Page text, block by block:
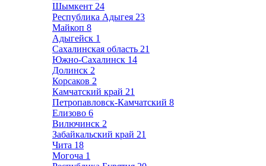
Шымкент 24
Республика Адыгея 23
Майкоп 8
Адыгейск 1
Сахалинская область 21
Южно-Сахалинск 14
Долинск 2
Корсаков 2
Камчатский край 21
Петропавловск-Камчатский 8
Елизово 6
Вилючинск 2
Забайкальский край 21
Чита 18
Могоча 1